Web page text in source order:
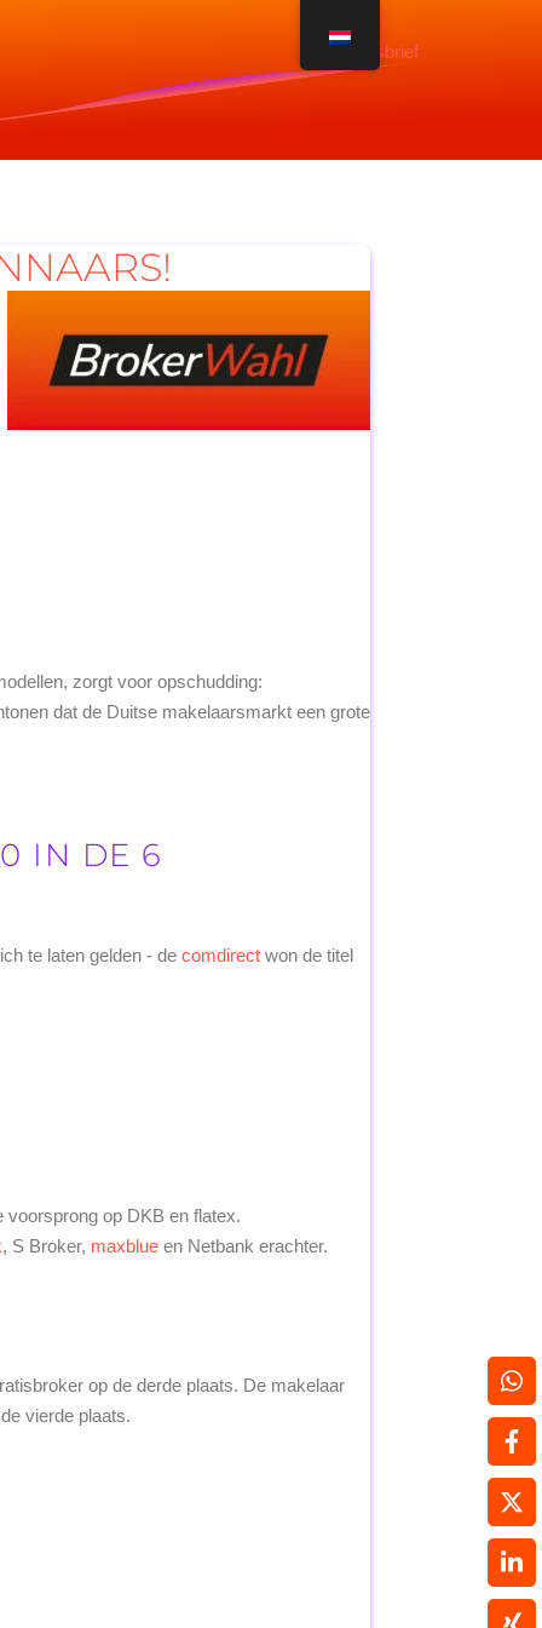
Nieuwsbrief
zorgt voor opschudding:
dat de Duitse makelaarsmarkt een grote
IN DE 6
te laten gelden - de comdirect won de titel
voorsprong op DKB en flatex.
, S Broker, maxblue en Netbank erachter.
op de derde plaats. De makelaar
vierde plaats.